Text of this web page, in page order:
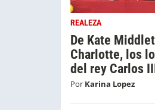
REALEZA
De Kate
Charlotte, los
del rey Carlos
Por Karina Lopez